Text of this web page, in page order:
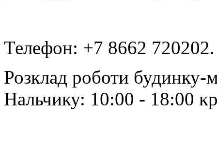
Телефон: +7 8662 720202.
Розклад роботи
Нальчику: 10:00 - 18:00